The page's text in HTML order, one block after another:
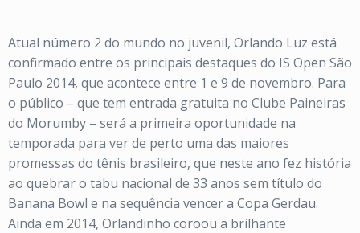
Atual número 2 do mundo no juvenil, Orlando Luz está
confirmado entre os principais destaques do IS Open São
Paulo 2014, que acontece entre 1 e 9 de novembro. Para
o público – que tem entrada gratuita no Clube Paineiras
do Morumby – será a primeira oportunidade na
temporada para ver de perto uma das maiores
promessas do tênis brasileiro, que neste ano fez história
ao quebrar o tabu nacional de 33 anos sem título do
Banana Bowl e na sequência vencer a Copa Gerdau.
Ainda em 2014, Orlandinho coroou a brilhante